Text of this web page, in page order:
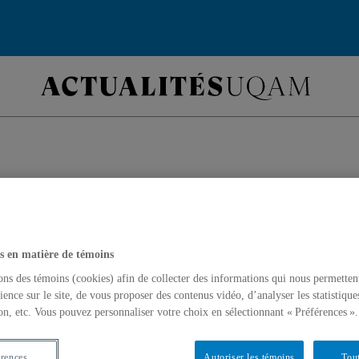
astrale au
de Melissa Mongiat et
les soirs au nouveau Planétarium.
en matière de témoins
des témoins (cookies) afin de collecter des informations qui nous
sur le site, de vous proposer des contenus vidéo, d’analyser les
etc. Vous pouvez personnaliser votre choix en sélectionnant « Préférences ».